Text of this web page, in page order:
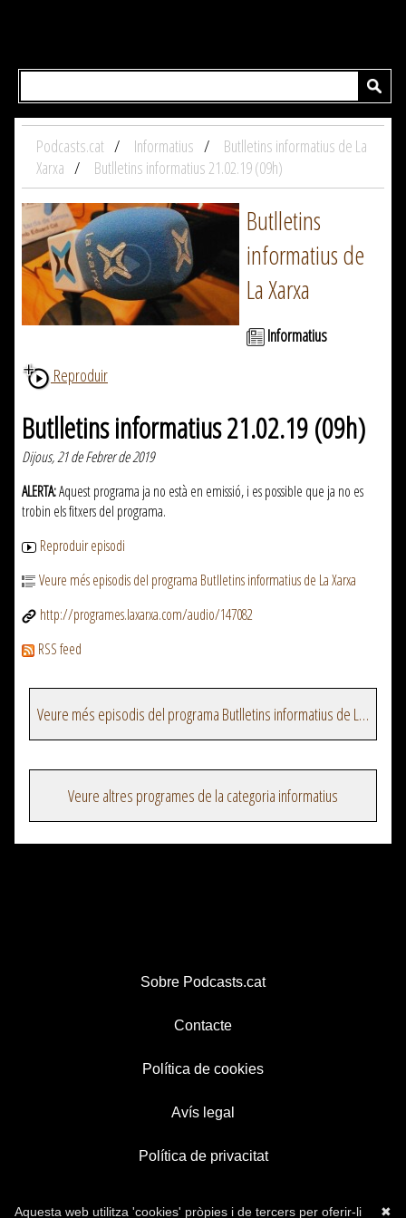
Podcasts.cat Informatius
Butlletins informatius de La
Xarxa
Butlletins informatius 21.02.19 (09h)
Butlletins
informatius de
La Xarxa
Informatius
Reproduir
Butlletins informatius 21.02.19 (09h)
Dijous, 21 de Febrer de 2019
ALERTA:Aquest programa ja no està en emissió, i es possible que ja no es
trobin els fitxers del programa.
Reproduir episodi
Veure més episodis del programa Butlletins informatius de La Xarxa
http://programes.laxarxa.com/audio/147082
RSS feed
Veure més episodis del programa Butlletins informatius de La Xarxa
Veure altres programes de la categoria informatius
Sobre Podcasts.cat
Contacte
Política de cookies
Avís legal
Política de privacitat
✖
Aquesta web utilitza 'cookies' pròpies i de tercers per oferir-li